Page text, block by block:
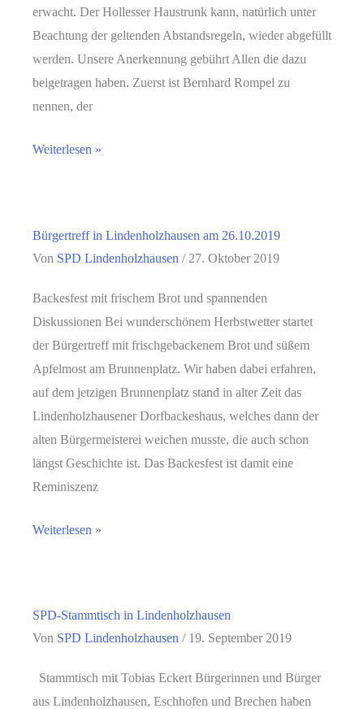
erwacht. Der Hollesser Haustrunk kann, natürlich unter
Beachtung der geltenden Abstandsregeln, wieder abgefüllt
werden. Unsere Anerkennung gebührt Allen die dazu
beigetragen haben. Zuerst ist Bernhard Rompel zu
nennen, der
Unser
Weiterlesen »
Bürgertreff in Lindenholzhausen am 26.10.2019
Von SPD Lindenholzhausen / 27. Oktober 2019
Backesfest mit frischem Brot und spannenden
Diskussionen Bei wunderschönem Herbstwetter startet
der Bürgertreff mit frischgebackenem Brot und süßem
Apfelmost am Brunnenplatz. Wir haben dabei erfahren,
auf dem jetzigen Brunnenplatz stand in alter Zeit das
Lindenholzhausener Dorfbackeshaus, welches dann der
alten Bürgermeisterei weichen musste, die auch schon
längst Geschichte ist. Das Backesfest ist damit eine
Reminiszenz
Bürgertreff
26.10.2019
Weiterlesen »
SPD-Stammtisch in Lindenholzhausen
Von SPD Lindenholzhausen / 19. September 2019
Stammtisch mit Tobias Eckert Bürgerinnen und Bürger
aus Lindenholzhausen, Eschhofen und Brechen haben